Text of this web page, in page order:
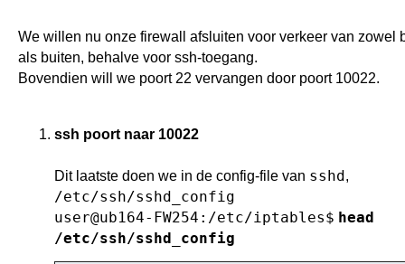
iptables 2020 dns(10)
We willen nu onze firewall afsluiten voor verkeer van zowel
als buiten, behalve voor ssh-toegang.
Bovendien will we poort 22 vervangen door poort 10022.
ssh poort naar 10022
Dit laatste doen we in de config-file van sshd,
/etc/ssh/sshd_config
user@ub164-FW254:/etc/iptables$ head
/etc/ssh/sshd_config